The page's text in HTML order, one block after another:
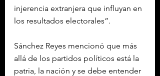
injerencia extranjera que influyan en
los resultados electorales”.
Sánchez Reyes mencionó que más
allá de los partidos políticos está la
patria, la nación y se debe entender